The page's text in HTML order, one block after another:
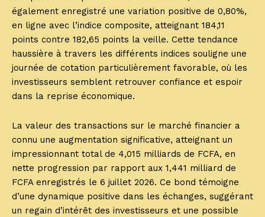
également enregistré une variation positive de 0,80%,
en ligne avec l’indice composite, atteignant 184,11
points contre 182,65 points la veille. Cette tendance
haussière à travers les différents indices souligne une
journée de cotation particulièrement favorable, où les
investisseurs semblent retrouver confiance et espoir
dans la reprise économique.
La valeur des transactions sur le marché financier a
connu une augmentation significative, atteignant un
impressionnant total de 4,015 milliards de FCFA, en
nette progression par rapport aux 1,441 milliard de
FCFA enregistrés le 6 juillet 2026. Ce bond témoigne
d’une dynamique positive dans les échanges, suggérant
un regain d’intérêt des investisseurs et une possible